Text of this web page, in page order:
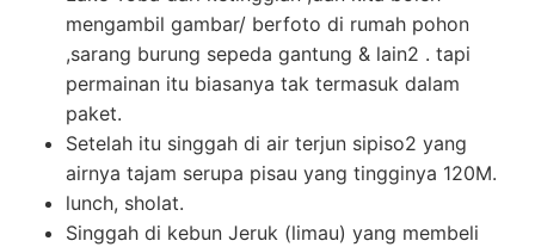
mengambil gambar/ berfoto di rumah pohon
,sarang burung sepeda gantung & lain2 . tapi
permainan itu biasanya tak termasuk dalam
paket.
Setelah itu singgah di air terjun sipiso2 yang
airnya tajam serupa pisau yang tingginya 120M.
lunch, sholat.
Singgah di kebun Jeruk (limau) yang membeli